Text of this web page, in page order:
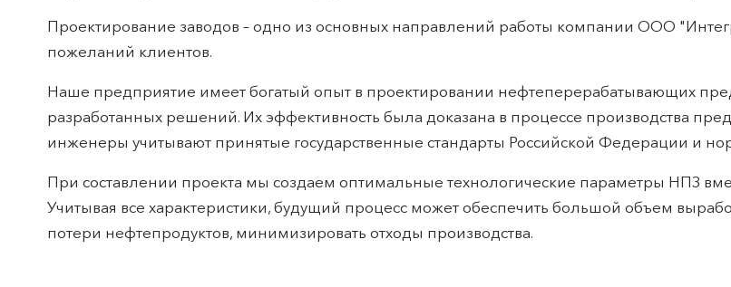
Проектирование заводов – одно из основных направлений работы компании ООО
пожеланий клиентов.
Наше предприятие имеет богатый опыт в проектировании нефтеперерабатывающих
разработанных решений. Их эффективность была доказана в процессе производства
инженеры учитывают принятые государственные стандарты Российской Федерации и
При составлении проекта мы создаем оптимальные технологические параметры НПЗ
Учитывая все характеристики, будущий процесс может обеспечить большой объем
потери нефтепродуктов, минимизировать отходы производства.